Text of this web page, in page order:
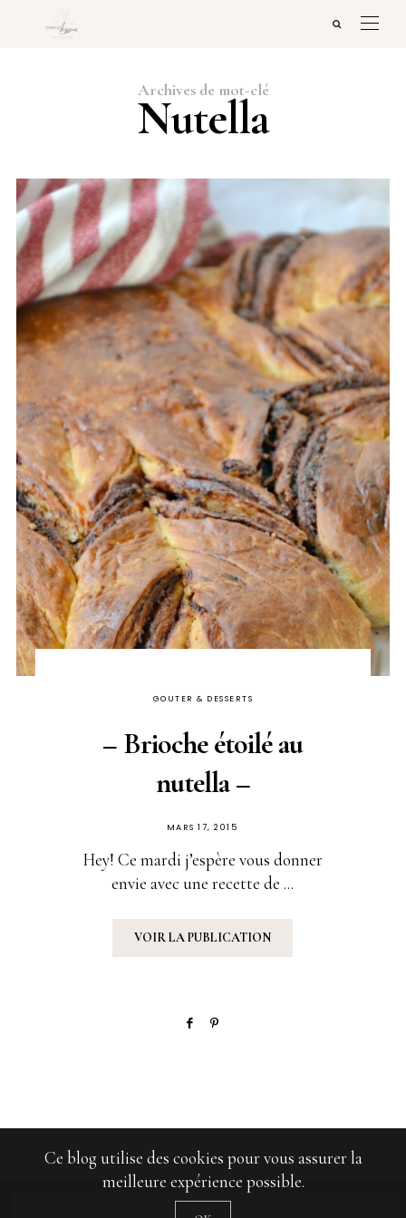
Archives de mot-clé
Nutella
GOUTER & DESSERTS
– Brioche étoilé au
nutella –
PUBLIÉ
SUR
MARS 17, 2015
Hey! Ce mardi j’espère vous donner
envie avec une recette de ...
VOIR LA PUBLICATION
Ce blog utilise des cookies pour vous assurer la
meilleure expérience possible.